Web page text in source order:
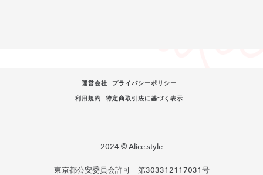
運営会社
プライバシーポリシー
利用規約
特定商取引法に基づく表示
2024 © Alice.style
東京都公安委員会許可 第303312117031号